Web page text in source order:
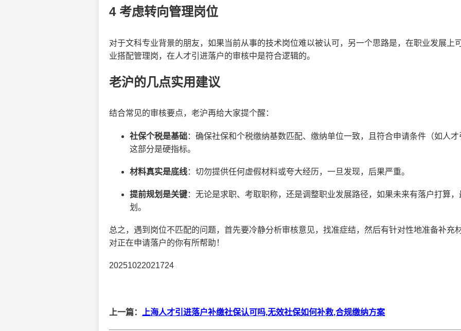
4 考虑转向管理岗位
对于文科专业背景的朋友，如果当前从事的技术岗位难以被认可，另一个思路是，在职业发展上
业搭配管理岗，在人才引进落户的审核中是符合逻辑的。
老沪的几点实用建议
结合常见的审核要点，老沪再给大家提个醒：
社保个税是基础：确保社保和个税缴纳基数匹配、缴纳单位一致，且符合申请条件（如人
这部分是硬指标。
材料真实是底线：切勿提供任何虚假材料或夸大经历，一旦发现，后果严重。
提前规划是关键：无论是求职、考取职称，还是调整职业发展路径，如果未来有落户打算
划。
总之，遇到岗位不匹配的问题，首先要冷静分析审核意见，找准症结，然后有针对性地准备补充
对正在申请落户的你有所帮助！
20251022021724
上一篇： 上海人才引进落户补缴社保认可吗,无效社保如何补救,合规缴纳方案